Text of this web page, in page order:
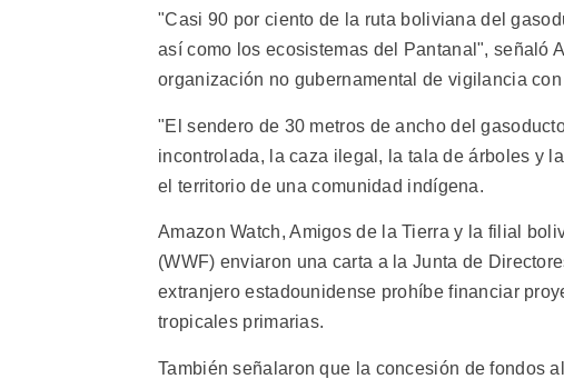
"Casi 90 por ciento de la ruta boliviana del
así como los ecosistemas del Pantanal", señaló
organización no gubernamental de vigilancia
"El sendero de 30 metros de ancho del
incontrolada, la caza ilegal, la tala de árboles y
el territorio de una comunidad indígena.
Amazon Watch, Amigos de la Tierra y la filial
(WWF) enviaron una carta a la Junta de
extranjero estadounidense prohíbe financiar
tropicales primarias.
También señalaron que la concesión de fondos